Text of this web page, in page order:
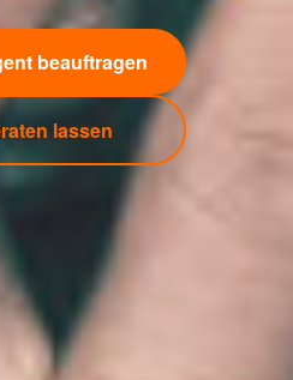
beauftragen
lassen